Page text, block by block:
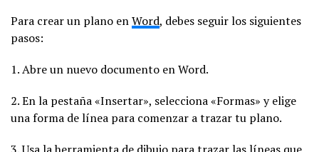
Para crear un plano enWord, debes seguir los siguientes
pasos:
1. Abre un nuevo documento en Word.
2. En la pestaña «Insertar», selecciona «Formas» y elige
una forma de línea para comenzar a trazar tu plano.